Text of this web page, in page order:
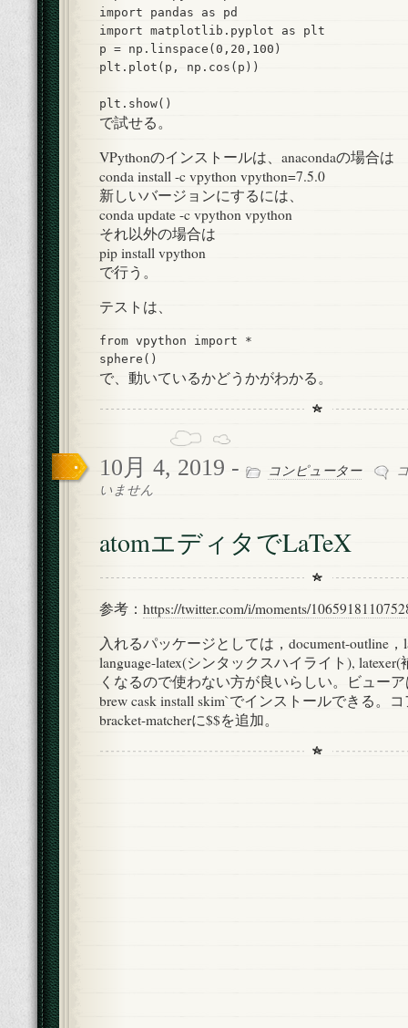
import pandas as pd
import matplotlib.pyplot as plt
p = np.linspace(0,20,100)
plt.plot(p, np.cos(p))
で試せる。
VPythonのインストールは、anacondaの場合は
conda install -c vpython vpython=7.5.0
新しいバージョンにするには、
conda update -c vpython vpython
それ以外の場合は
pip install vpython
で行う。
テストは、
from vpython import *
sphere()
で、動いているかどうかがわかる。
10月 4, 2019 - コンピューター
いません
atomエディタでLaTeX
参考： https://twitter.com/i/moments/
入れるパッケージとしては，document-outline
language-latex(シンタックスハイライト),
くなるので使わない方が良いらしい。ビュー
brew cask install skim`でインストールできる。
bracket-matcherに$$を追加。